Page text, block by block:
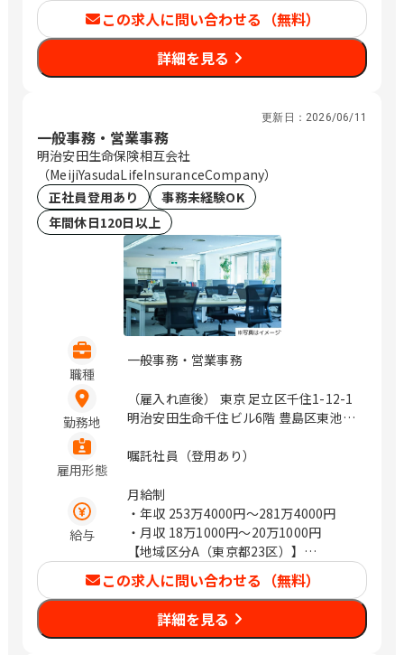
この求人に問い合わせる（無料）
詳細を見る
更新日： 2026/06/11
一般事務・営業事務
明治安田生命保険相互会社
（MeijiYasudaLifeInsuranceCompany）
正社員登用あり
事務未経験OK
年間休日120日以上
職種
一般事務・営業事務
勤務地
（雇入れ直後） 東京 足立区千住1-12-1
明治安田生命千住ビル6階 豊島区東池袋
市曙町2-17-3 明治安田生命立川ビル7階
ル2階 千代田区丸の内2-1-1 神奈川 横浜
市港北区新横浜2-3-12 新横浜スクエア
ビル18階 川崎市川崎区砂子2-4-13 川崎
ダイヤビル7階 横浜市中区長者町5-85
治安田生命大船ビル2階 平塚市宮の前8-
16 明治安田生命平塚ビル2階 埼玉 熊谷
市本町2-93 明治安田生命熊谷ビル2階
さいたま市浦和区高砂2-14-18 浦和高砂
雇用形態
嘱託社員（登用あり）
給与
月給制
・年収 253万4000円〜281万4000円
・月収 18万1000円〜20万1000円
【地域区分A（東京都23区）】
・年収2,814,000円（月給201,000円）
【地域区分B（東京都23区以外・神奈川
県・千葉県・埼玉県・愛知県・大阪
府）】
この求人に問い合わせる（無料）
詳細を見る